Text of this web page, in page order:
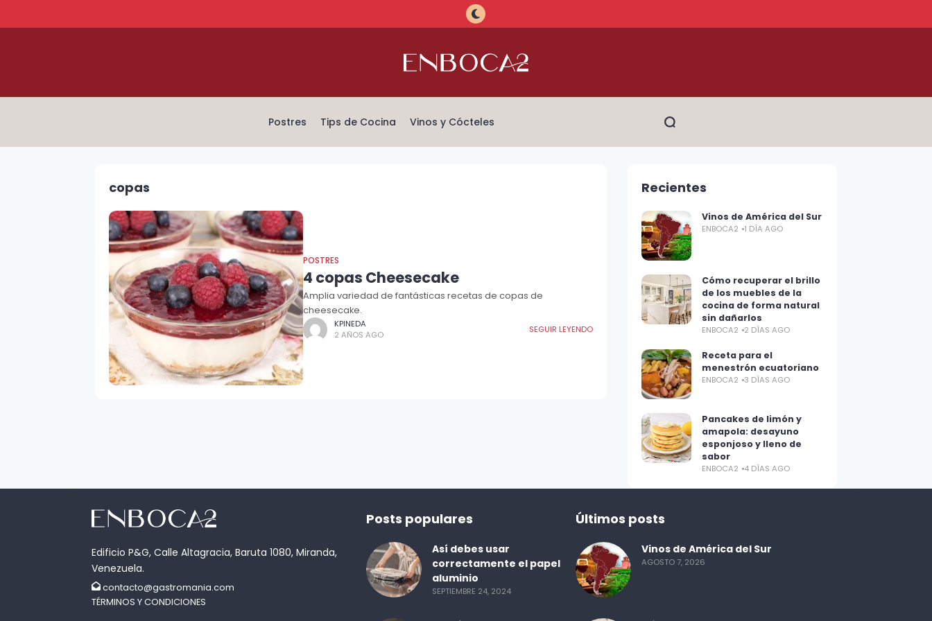
Postres Tips de Cocina Vinos y Cócteles
copas
POSTRES
4 copas Cheesecake
Amplia variedad de fantásticas recetas de copas de
cheesecake.
KPINEDA
2 AÑOS AGO
SEGUIR LEYENDO
Recientes
Vinos de América del Sur
ENBOCA2 1 DÍA AGO
Cómo recuperar el brillo
de los muebles de la
cocina de forma natural
sin dañarlos
ENBOCA2 2 DÍAS AGO
Receta para el
menestrón ecuatoriano
ENBOCA2 3 DÍAS AGO
Pancakes de limón y
amapola: desayuno
esponjoso y lleno de
sabor
ENBOCA2 4 DÍAS AGO
Edificio P&G, Calle Altagracia, Baruta 1080, Miranda,
Venezuela.
contacto@gastromania.com
TÉRMINOS Y CONDICIONES
Posts populares
Así debes usar
correctamente el papel
aluminio
SEPTIEMBRE 24, 2024
Últimos posts
Vinos de América del Sur
AGOSTO 7, 2026